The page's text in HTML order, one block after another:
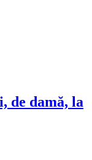
de damă, la